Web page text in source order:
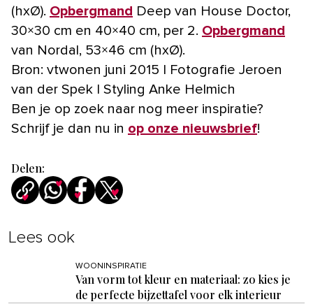
(hxØ). Opbergmand Deep van House Doctor,
30×30 cm en 40×40 cm, per 2. Opbergmand
van Nordal, 53×46 cm (hxØ).
Bron: vtwonen juni 2015 | Fotografie Jeroen
van der Spek | Styling Anke Helmich
Ben je op zoek naar nog meer inspiratie?
Schrijf je dan nu in op onze nieuwsbrief!
Delen:
Lees ook
WOONINSPIRATIE
Van vorm tot kleur en materiaal: zo kies je
de perfecte bijzettafel voor elk interieur